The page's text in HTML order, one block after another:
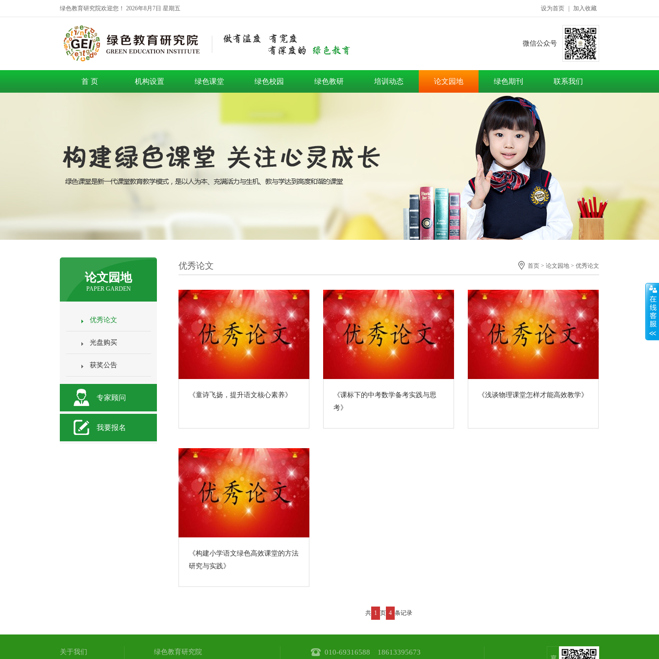
绿色教育研究院欢迎您！ 2026年8月7日 星期五 设为首页 加入收藏
微信公众号
首 页 机构设置 绿色课堂 绿色校园 绿色教研 培训动态 论文园地 绿色期刊 联系我们
论文园地
PAPER GARDEN
优秀论文
光盘购买
获奖公告
专家顾问
我要报名
优秀论文 首页 > 论文园地 > 优秀论文
《童诗飞扬，提升语文核心素养》
《课标下的中考数学备考实践与思
考》
《浅谈物理课堂怎样才能高效教学》
《构建小学语文绿色高效课堂的方法
研究与实践》
共 1 页 4 条记录
关于我们 绿色教育研究院 010-69316588 18613395673